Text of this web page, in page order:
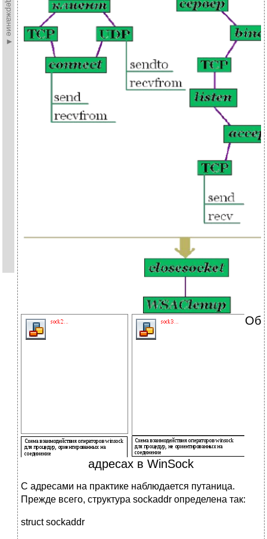
Об
адресах в WinSock
С адресами на практике наблюдается путаница.
Прежде всего, структура sockaddr определена так:
struct sockaddr